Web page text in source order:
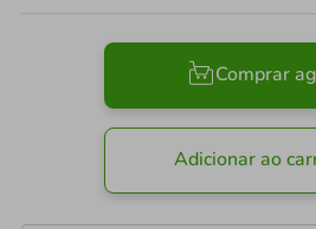
Comprar
Adicionar ao